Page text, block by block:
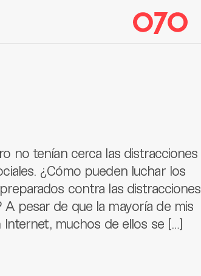
no tenían cerca las distracciones
¿Cómo pueden luchar los
contra las distracciones
pesar de que la mayoría de mis
muchos de ellos se […]